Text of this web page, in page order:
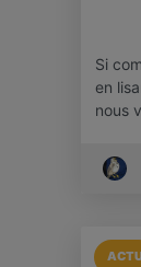
Si
en
nous